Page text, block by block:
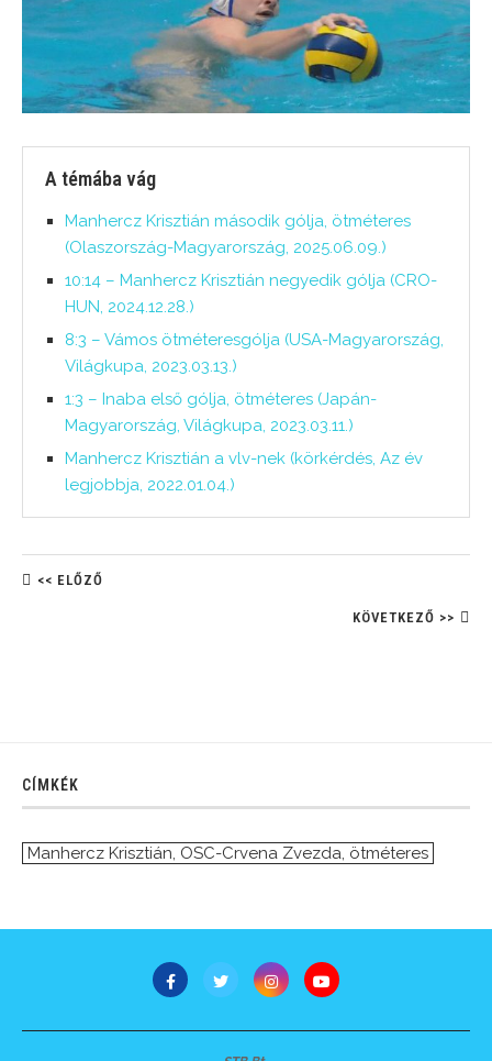
A témába vág
Manhercz Krisztián második gólja, ötméteres
(Olaszország-Magyarország, 2025.06.09.)
10:14 – Manhercz Krisztián negyedik gólja (CRO-
HUN, 2024.12.28.)
8:3 – Vámos ötméteresgólja (USA-Magyarország,
Világkupa, 2023.03.13.)
1:3 – Inaba első gólja, ötméteres (Japán-
Magyarország, Világkupa, 2023.03.11.)
Manhercz Krisztián a vlv-nek (körkérdés, Az év
legjobbja, 2022.01.04.)
<< ELŐZŐ
KÖVETKEZŐ >>
CÍMKÉK
Manhercz Krisztián, OSC-Crvena Zvezda, ötméteres